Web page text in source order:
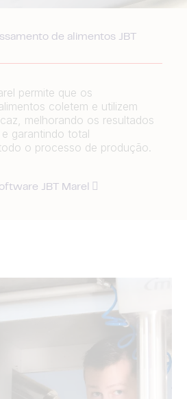
de alimentos JBT
permite que os
coletem e utilizem
melhorando os resultados
garantindo total
o processo de produção.
JBT Marel